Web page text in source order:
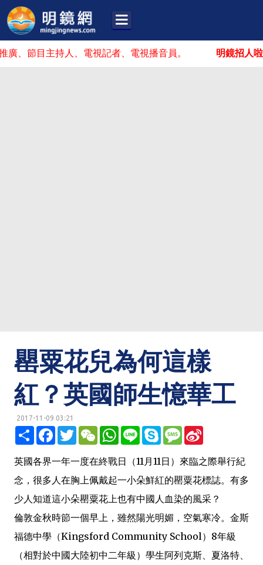
主持人、電視記者、電視播音員。 明鏡招人啦！你可
罌粟花兒為何這樣
紅？英國師生憶華工
2017-11-09 03:21
分
享
F
a
e
o
o
k
T
w
t
e
r
W
h
a
t
W
h
t
s
A
p
L
e
S
p
e
M
e
s
a
g
e
a
W
e
i
b
o
英國各界一年一度在終戰日（11月11日）來臨之際舉行紀
念，很多人在胸上佩戴起一小朵鮮紅的罌粟花標誌。有多
少人知道這小朵罌粟花上也有中國人血染的風采？
倫敦金秋時節一個早上，雖然陽光明媚，空氣寒冷。金斯
福德中學（Kingsford Community School）8年級
（相對於中國大陸初中二年級）學生阿列克斯、夏洛特、